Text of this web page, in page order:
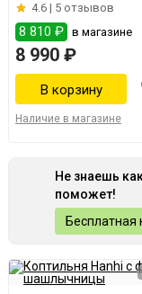
4.6 | 5 отзывов
8 810 ₽ в магазине
8 990 ₽
Наличие в магазине
Не знаешь
поможет!
Бесплатная